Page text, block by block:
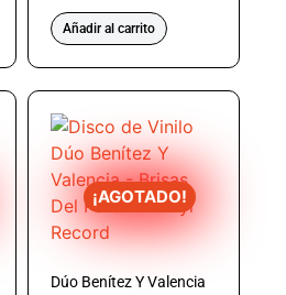
Añadir al carrito
¡AGOTADO!
Dúo Benítez Y Valencia